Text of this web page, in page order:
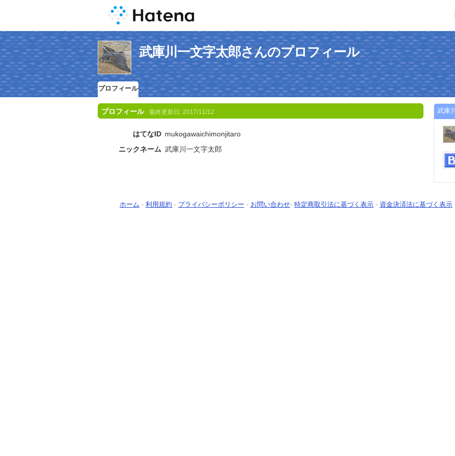
武庫川一文字太郎さんのプロフィール
プロフィール
プロフィール 最終更新日: 2017/11/12
はてなID mukogawaichimonjitaro
ニックネーム 武庫川一文字太郎
武庫
ホーム - 利用規約 - プライバシーポリシー - お問い合わせ- 特定商取引法に基づく表示 - 資金決済法に基づく表示